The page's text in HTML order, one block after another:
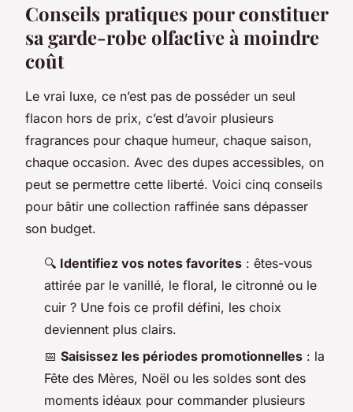
Conseils pratiques pour constituer
sa garde-robe olfactive à moindre
coût
Le vrai luxe, ce n’est pas de posséder un seul
flacon hors de prix, c’est d’avoir plusieurs
fragrances pour chaque humeur, chaque saison,
chaque occasion. Avec des dupes accessibles, on
peut se permettre cette liberté. Voici cinq conseils
pour bâtir une collection raffinée sans dépasser
son budget.
🔍 Identifiez vos notes favorites : êtes-vous
attirée par le vanillé, le floral, le citronné ou le
cuir ? Une fois ce profil défini, les choix
deviennent plus clairs.
📅 Saisissez les périodes promotionnelles : la
Fête des Mères, Noël ou les soldes sont des
moments idéaux pour commander plusieurs